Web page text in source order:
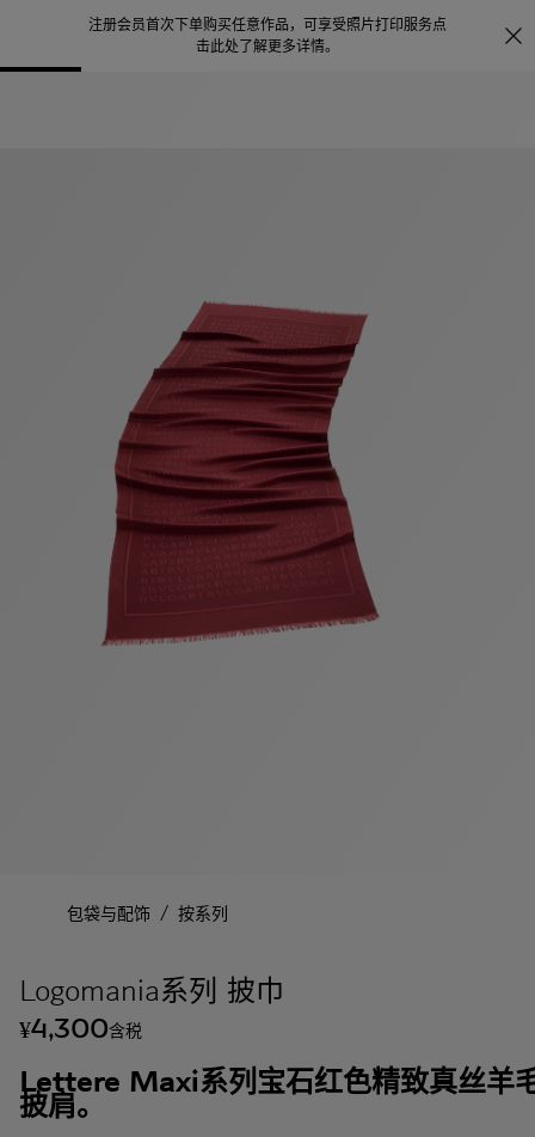
注册会员首次下单购买任意作品，可享受照片打印服务点
击此处了解更多详情。
包袋与配饰 / 按系列
Logomania系列 披巾
¥4,300含税
Lettere Maxi系列宝石红色精致真丝羊
披肩。